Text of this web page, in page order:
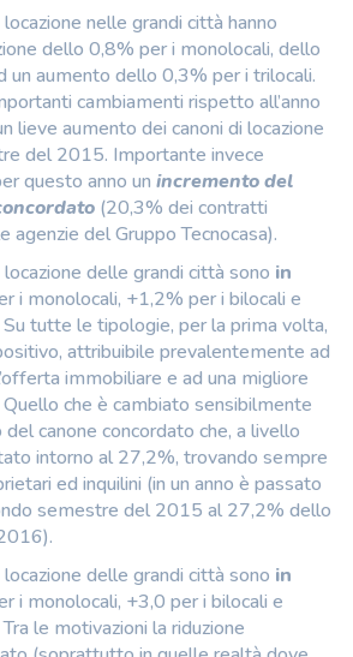
locazione nelle grandi città hanno
dello 0,8% per i monolocali, dello
un aumento dello 0,3% per i trilocali.
cambiamenti rispetto all’anno
lieve aumento dei canoni di locazione
del 2015. Importante invece
questo anno un incremento del
(20,3% dei contratti
del Gruppo Tecnocasa).
locazione delle grandi città sono in
i monolocali, +1,2% per i bilocali e
tutte le tipologie, per la prima volta,
attribuibile prevalentemente ad
immobiliare e ad una migliore
che è cambiato sensibilmente
canone concordato che, a livello
intorno al 27,2%, trovando sempre
ed inquilini (in un anno è passato
semestre del 2015 al 27,2% dello
locazione delle grandi città sono in
i monolocali, +3,0 per i bilocali e
le motivazioni la riduzione